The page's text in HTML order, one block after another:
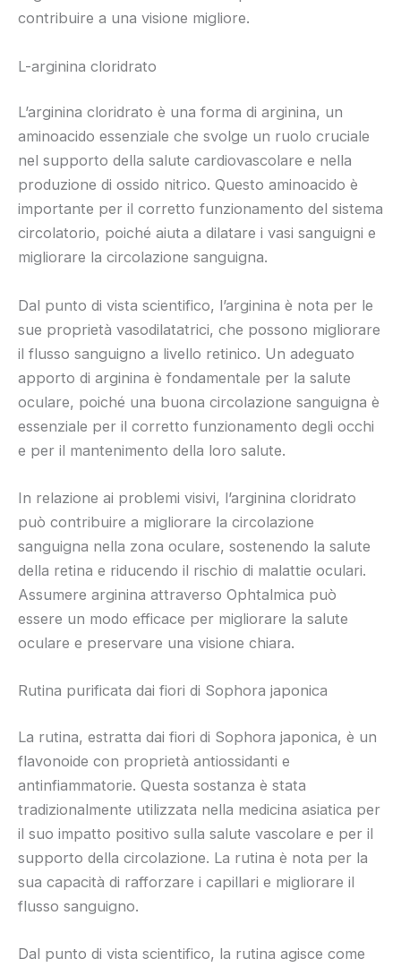
contribuire a una visione migliore.
L-arginina cloridrato
L’arginina cloridrato è una forma di arginina, un
aminoacido essenziale che svolge un ruolo cruciale
nel supporto della salute cardiovascolare e nella
produzione di ossido nitrico. Questo aminoacido è
importante per il corretto funzionamento del sistema
circolatorio, poiché aiuta a dilatare i vasi sanguigni e
migliorare la circolazione sanguigna.
Dal punto di vista scientifico, l’arginina è nota per le
sue proprietà vasodilatatrici, che possono migliorare
il flusso sanguigno a livello retinico. Un adeguato
apporto di arginina è fondamentale per la salute
oculare, poiché una buona circolazione sanguigna è
essenziale per il corretto funzionamento degli occhi
e per il mantenimento della loro salute.
In relazione ai problemi visivi, l’arginina cloridrato
può contribuire a migliorare la circolazione
sanguigna nella zona oculare, sostenendo la salute
della retina e riducendo il rischio di malattie oculari.
Assumere arginina attraverso Ophtalmica può
essere un modo efficace per migliorare la salute
oculare e preservare una visione chiara.
Rutina purificata dai fiori di Sophora japonica
La rutina, estratta dai fiori di Sophora japonica, è un
flavonoide con proprietà antiossidanti e
antinfiammatorie. Questa sostanza è stata
tradizionalmente utilizzata nella medicina asiatica per
il suo impatto positivo sulla salute vascolare e per il
supporto della circolazione. La rutina è nota per la
sua capacità di rafforzare i capillari e migliorare il
flusso sanguigno.
Dal punto di vista scientifico, la rutina agisce come